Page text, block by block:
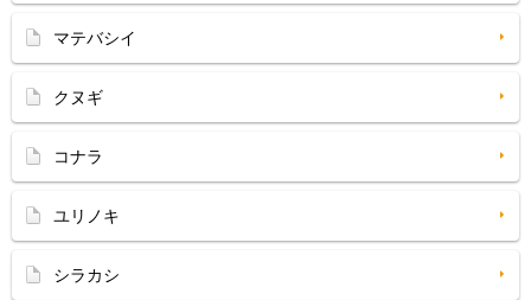
マテバシイ
クヌギ
コナラ
ユリノキ
シラカシ